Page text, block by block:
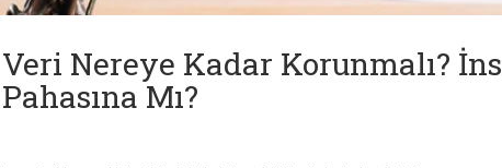
Nereye Kadar Korunmalı?
Mı?